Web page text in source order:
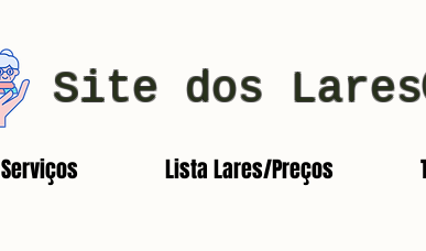
Site dos
Serviços Lista Lares/Preços